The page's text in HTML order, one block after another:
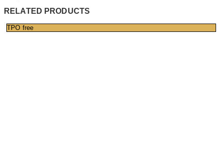
RELATED PRODUCTS
TPO free